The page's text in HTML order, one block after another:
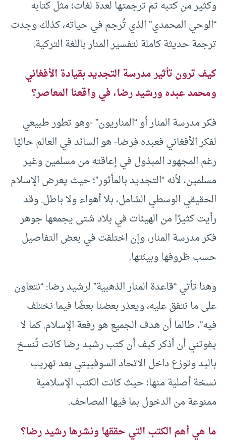
وكثير من كتبه تم ترجمتها لعدة لغات؛ مثل كتابه
“الوحي المحمدي” الذي تُرجم في حياته، كذلك وجدت
ترجمة حديثة كاملة لتفسير المنار باللغة التركية.
كيف ترون تأثير مدرسة التجديد بقيادة الأفغاني
ومحمد عبده ورشيد رضا، في واقعنا المعاصر؟
فكر مدرسة المنار أو “المناريون” -وهو تطور طبيعي
لفكر الأفغاني فعبده فرضا- هو السائد في العالم حاليًا
رغم المجهود المبذول في إعاقته من مسلمين وغير
مسلمين، لأنه “التجديد بالمأثور”؛ حيث يعرض الإسلام
الحقيقي الوسطي الشامل، بلا أهواء ولا باطل. وقد
رأيت كثيرًا من الهيئات في بلاد شتى يجمعها جوهر
فكر مدرسة المنار، وإن اختلفت في بعض التفاصيل
حسب ظروفها وبيئتها.
وهنا تأتي “قاعدة المنار الذهبية” لرشيد رضا: “نتعاون
على ما نتفق عليه، ويعذر بعضنا بعضًا فيما نختلف
فيه”، طالما أن هدف الجميع هو رفعة الإسلام. كما لا
يفوتني أن أذكر كيف أن كتب رشيد رضا كانت تُنسخ
باليد وتوزع داخل الاتحاد السوفييتي بعد تهريب
نسخة أصلية منها؛ حيث كانت الكتب الإسلامية
ممنوعة من الدخول بما فيها المصاحف.
ما هي أهم الكتب التي حققها ونشرها رشيد رضا؟